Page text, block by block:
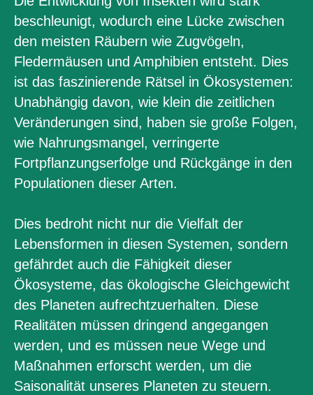
beschleunigt, wodurch eine Lücke zwischen
den meisten Räubern wie Zugvögeln,
Fledermäusen und Amphibien entsteht. Dies
ist das faszinierende Rätsel in Ökosystemen:
Unabhängig davon, wie klein die zeitlichen
Veränderungen sind, haben sie große Folgen,
wie Nahrungsmangel, verringerte
Fortpflanzungserfolge und Rückgänge in den
Populationen dieser Arten.
Dies bedroht nicht nur die Vielfalt der
Lebensformen in diesen Systemen, sondern
gefährdet auch die Fähigkeit dieser
Ökosysteme, das ökologische Gleichgewicht
des Planeten aufrechtzuerhalten. Diese
Realitäten müssen dringend angegangen
werden, und es müssen neue Wege und
Maßnahmen erforscht werden, um die
Saisonalität unseres Planeten zu steuern.